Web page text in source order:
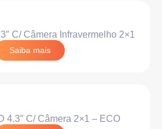
C/ Câmera Infravermelho 2×1
Saiba mais
4.3″ C/ Câmera 2×1 – ECO